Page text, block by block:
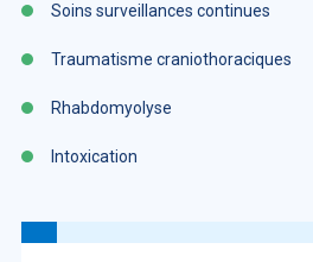
Soins surveillances continues
Traumatisme craniothoraciques
Rhabdomyolyse
Intoxication